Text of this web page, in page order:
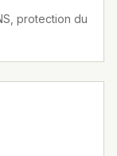
protection du